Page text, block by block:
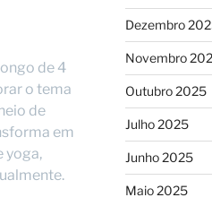
de 4
o tema
de
em
yoga,
Dezembro
Novembro
Outubro 2025
Julho 2025
Junho 2025
Maio 2025